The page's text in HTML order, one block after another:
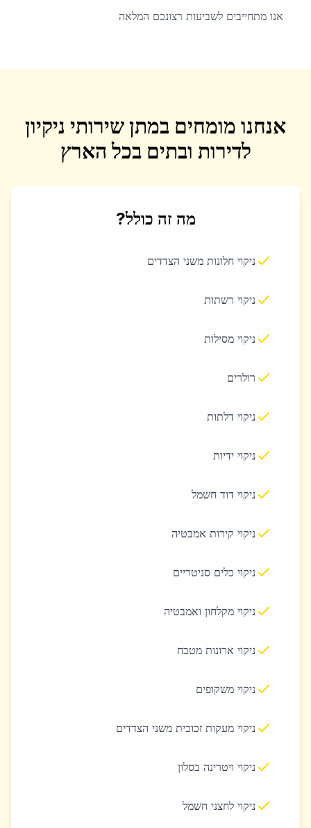
אנו מתחייבים לשביעות רצונכם המלאה
אנחנו מומחים במתן שירותי ניקיון
לדירות ובתים בכל הארץ
מה זה כולל?
ניקוי חלונות משני הצדדים
ניקוי רשתות
ניקוי מסילות
רולרים
ניקוי דלתות
ניקוי ידיות
ניקוי דוד חשמל
ניקוי קירות אמבטיה
ניקוי כלים סניטריים
ניקוי מקלחון ואמבטיה
ניקוי ארונות מטבח
ניקוי משקופים
ניקוי מעקות זכוכית משני הצדדים
ניקוי ויטרינה בסלון
ניקוי לחצני חשמל